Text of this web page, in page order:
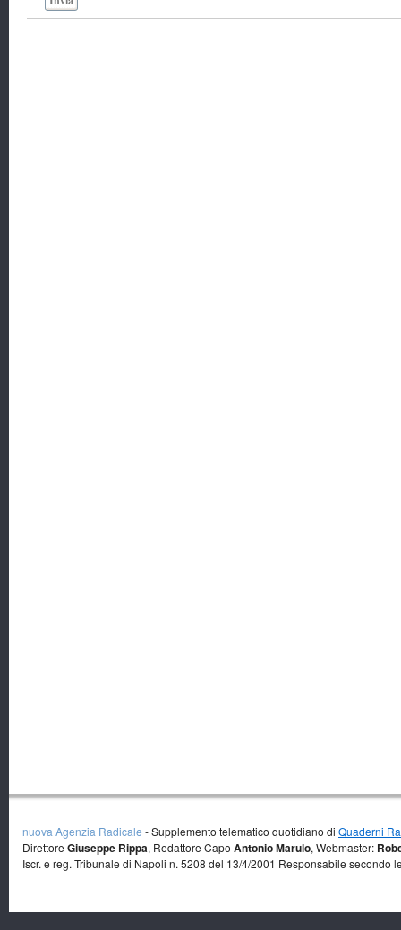
nuova Agenzia Radicale - Supplemento telematico quotidiano di Quaderni
Direttore Giuseppe Rippa, Redattore Capo Antonio Marulo, Webmaster:
Iscr. e reg. Tribunale di Napoli n. 5208 del 13/4/2001 Responsabile secondo